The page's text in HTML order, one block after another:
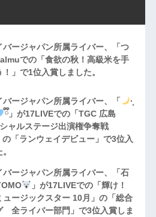
バージャパン所属ライバー、「つ
での「食欲の秋！高級米を手
」で1位入賞しました。
バージャパン所属ライバー、「
·̩͙
ྀི」が17LIVEでの「TGC 広島
ャルステージ出演権争奪戦
「ランウェイデビュー」で3位入
バージャパン所属ライバー、「石
」が17LIVEでの「輝け！
ュージックスター 10月」の「総合
全ライバー部門」で3位入賞しま